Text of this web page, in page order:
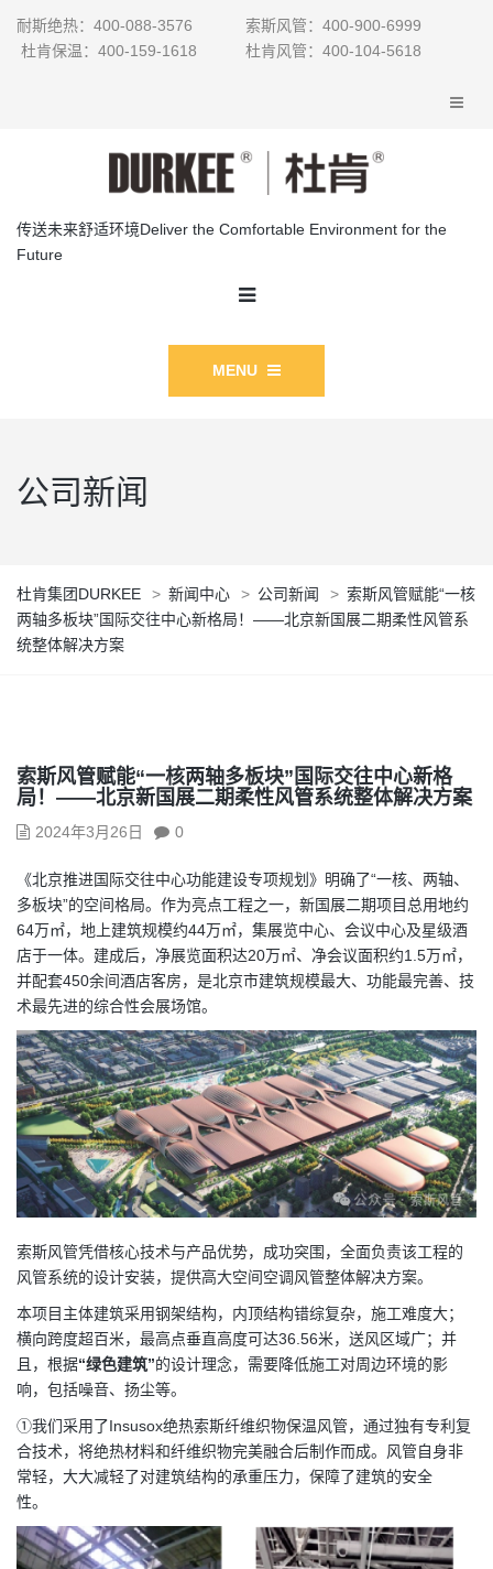
耐斯绝热：400-088-3576 索斯风管：400-900-6999
杜肯保温：400-159-1618 杜肯风管：400-104-5618
传送未来舒适环境Deliver the Comfortable Environment for the
Future
MENU
公司新闻
杜肯集团DURKEE > 新闻中心 > 公司新闻 > 索斯风管赋能“一核
两轴多板块”国际交往中心新格局！——北京新国展二期柔性风管系
统整体解决方案
索斯风管赋能“一核两轴多板块”国际交往中心新格
局！——北京新国展二期柔性风管系统整体解决方案
2024年3月26日 0
《北京推进国际交往中心功能建设专项规划》明确了“一核、两轴、
多板块”的空间格局。作为亮点工程之一，新国展二期项目总用地约
64万㎡，地上建筑规模约44万㎡，集展览中心、会议中心及星级酒
店于一体。建成后，净展览面积达20万㎡、净会议面积约1.5万㎡，
并配套450余间酒店客房，是北京市建筑规模最大、功能最完善、技
术最先进的综合性会展场馆。
索斯风管凭借核心技术与产品优势，成功突围，全面负责该工程的
风管系统的设计安装，提供高大空间空调风管整体解决方案。
本项目主体建筑采用钢架结构，内顶结构错综复杂，施工难度大；
横向跨度超百米，最高点垂直高度可达36.56米，送风区域广；并
且，根据“绿色建筑”的设计理念，需要降低施工对周边环境的影
响，包括噪音、扬尘等。
①我们采用了Insusox绝热索斯纤维织物保温风管，通过独有专利复
合技术，将绝热材料和纤维织物完美融合后制作而成。风管自身非
常轻，大大减轻了对建筑结构的承重压力，保障了建筑的安全
性。